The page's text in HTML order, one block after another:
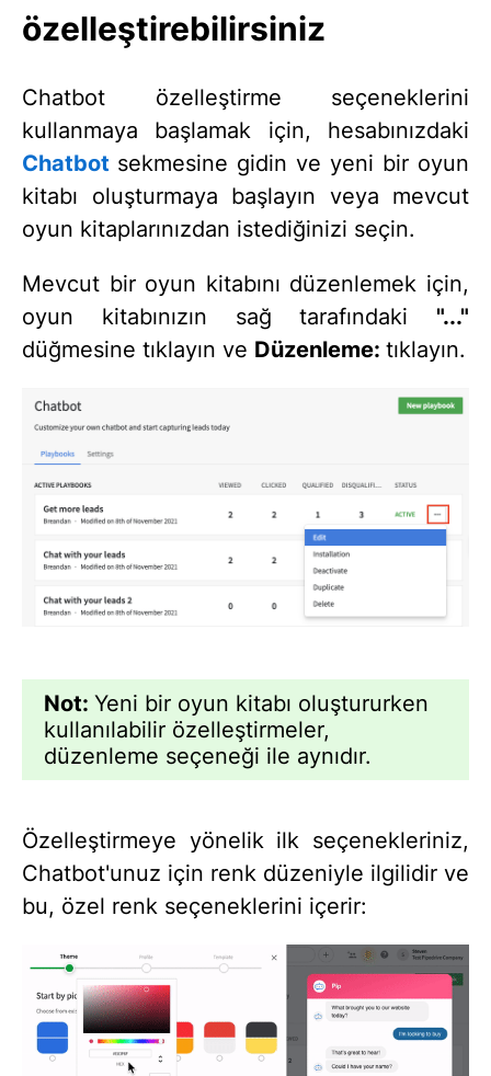
özelleştirebilirsiniz
Chatbot özelleştirme seçeneklerini
kullanmaya başlamak için, hesabınızdaki
Chatbot sekmesine gidin ve yeni bir oyun
kitabı oluşturmaya başlayın veya mevcut
oyun kitaplarınızdan istediğinizi seçin.
Mevcut bir oyun kitabını düzenlemek için,
oyun kitabınızın sağ tarafındaki "..."
düğmesine tıklayın ve Düzenleme: tıklayın.
Not: Yeni bir oyun kitabı oluştururken
kullanılabilir özelleştirmeler,
düzenleme seçeneği ile aynıdır.
Özelleştirmeye yönelik ilk seçenekleriniz,
Chatbot'unuz için renk düzeniyle ilgilidir ve
bu, özel renk seçeneklerini içerir: